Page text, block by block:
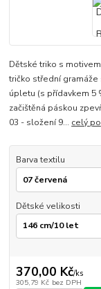
Dětské triko s
tričko střední gramáže
úpletu (s přídavkem 5
začištěná páskou
03 - složení 9... celý
Barva textilu
Dětské velikosti
370,00 Kč/ks
305,79 Kč bez DPH